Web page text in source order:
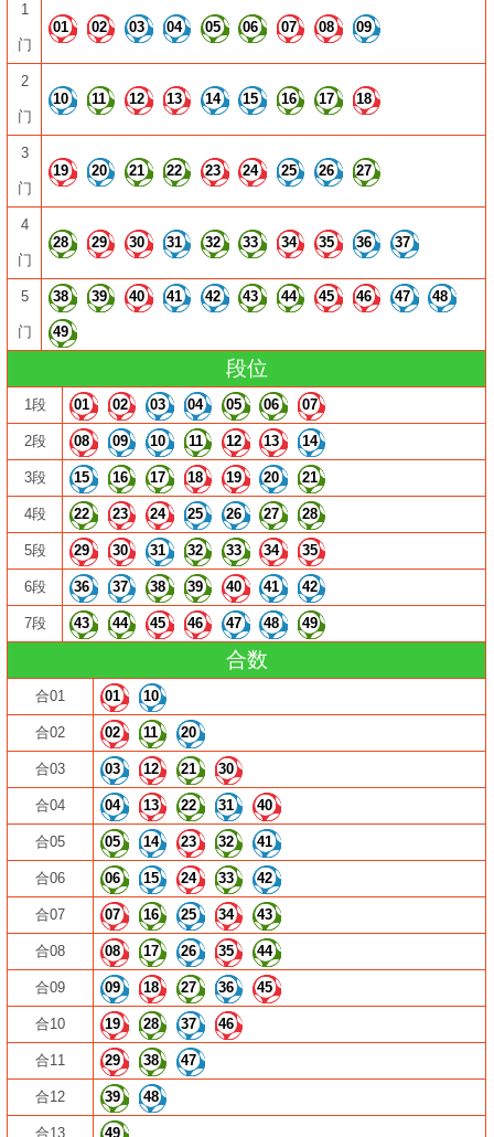
1
门
01 02 03 04 05 06 07 08 09
2
门
10 11 12 13 14 15 16 17 18
3
门
19 20 21 22 23 24 25 26 27
4
门
28 29 30 31 32 33 34 35 36 37
5
门
38 39 40 41 42 43 44 45 46 47 48
49
段位
1段 01 02 03 04 05 06 07
2段 08 09 10 11 12 13 14
3段 15 16 17 18 19 20 21
4段 22 23 24 25 26 27 28
5段 29 30 31 32 33 34 35
6段 36 37 38 39 40 41 42
7段 43 44 45 46 47 48 49
合数
合01 01 10
合02 02 11 20
合03 03 12 21 30
合04 04 13 22 31 40
合05 05 14 23 32 41
合06 06 15 24 33 42
合07 07 16 25 34 43
合08 08 17 26 35 44
合09 09 18 27 36 45
合10 19 28 37 46
合11 29 38 47
合12 39 48
合13 49